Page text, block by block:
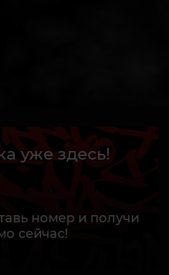
уже здесь!
номер и получи
сейчас!